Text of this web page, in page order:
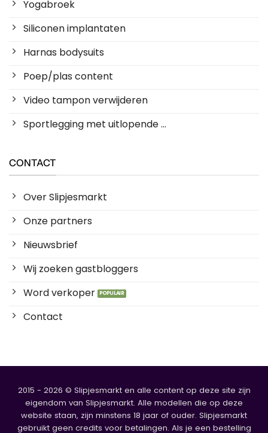
Yogabroek
Siliconen implantaten
Harnas bodysuits
Poep/plas content
Video tampon verwijderen
Sportlegging met uitlopende ...
CONTACT
Over Slipjesmarkt
Onze partners
Nieuwsbrief
Wij zoeken gastbloggers
Word verkoper
Contact
2015 - 2026 © Slipjesmarkt en alle content op deze site zijn
eigendom van Slipjesmarkt. Alle modellen die op deze
website staan, zijn minstens 18 jaar of ouder. Slipjesmarkt
gebruikt geen credits voor betalingen. Als je een bestelling